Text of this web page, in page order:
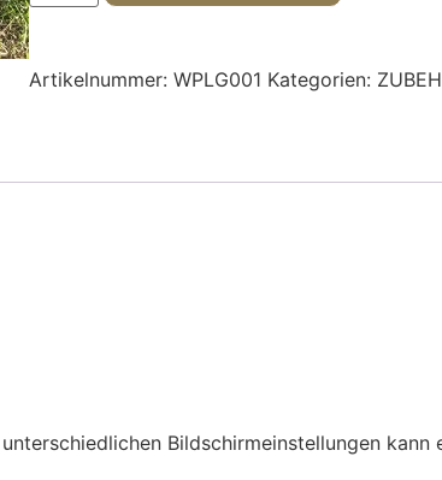
Artikelnummer: WPLG001 Kategorien:
Bildschirmeinstellungen kann